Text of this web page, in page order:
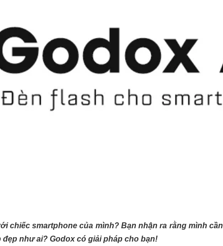
chiếc smartphone của mình? Bạn nhận ra rằng mình cần
như ai? Godox có giải pháp cho bạn!